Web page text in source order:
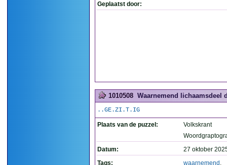
Geplaatst door:
1010508 Waarnemend lichaamsdeel
..GE.ZI.T.IG
Plaats van de puzzel:
Volkskrant
Datum:
27 oktober
Tags:
waarnemend ,